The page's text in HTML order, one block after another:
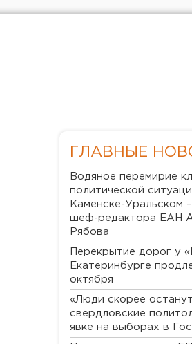
ГЛАВНЫЕ
Водяное перемирие
политической
Каменске-Уральском
шеф-редактора ЕАН
Рябова
Перекрытие дорог у
Екатеринбурге
октября
«Люди скорее
свердловские
явке на выборах в